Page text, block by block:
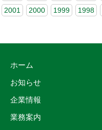
2001
2000 1999 1998
ホーム
お知らせ
企業情報
業務案内